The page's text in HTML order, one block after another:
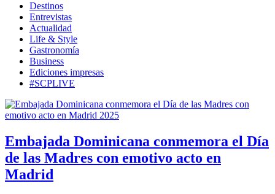
Destinos
Entrevistas
Actualidad
Life & Style
Gastronomía
Business
Ediciones impresas
#SCPLIVE
Embajada Dominicana conmemora el Día
de las Madres con emotivo acto en
Madrid